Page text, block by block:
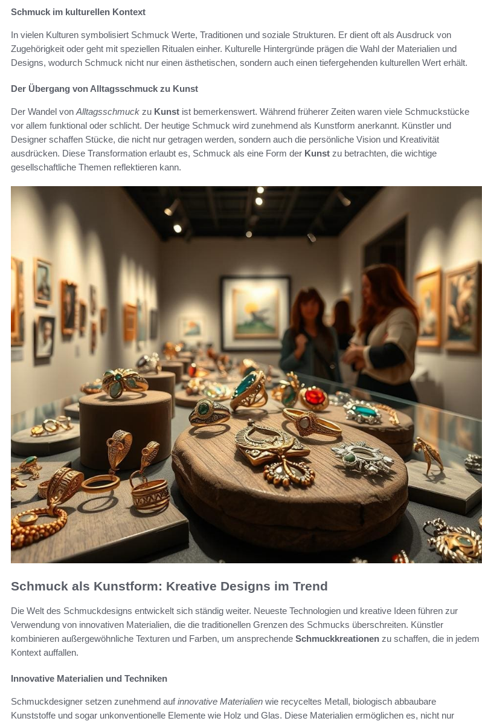
Schmuck im kulturellen Kontext
In vielen Kulturen symbolisiert Schmuck Werte, Traditionen und soziale Strukturen. Er dient oft als Ausdruck von
Zugehörigkeit oder geht mit speziellen Ritualen einher. Kulturelle Hintergründe prägen die Wahl der Materialien und
Designs, wodurch Schmuck nicht nur einen ästhetischen, sondern auch einen tiefergehenden kulturellen Wert erhält.
Der Übergang von Alltagsschmuck zu Kunst
Der Wandel vonAlltagsschmuck zu Kunst ist bemerkenswert. Während früherer Zeiten waren viele Schmuckstücke
vor allem funktional oder schlicht. Der heutige Schmuck wird zunehmend als Kunstform anerkannt. Künstler und
Designer schaffen Stücke, die nicht nur getragen werden, sondern auch die persönliche Vision und Kreativität
ausdrücken. Diese Transformation erlaubt es, Schmuck als eine Form der Kunst zu betrachten, die wichtige
gesellschaftliche Themen reflektieren kann.
Schmuck als Kunstform: Kreative Designs im Trend
Die Welt des Schmuckdesigns entwickelt sich ständig weiter. Neueste Technologien und kreative Ideen führen zur
Verwendung von innovativen Materialien, die die traditionellen Grenzen des Schmucks überschreiten. Künstler
kombinieren außergewöhnliche Texturen und Farben, um ansprechende Schmuckkreationen zu schaffen, die in jedem
Kontext auffallen.
Innovative Materialien und Techniken
Schmuckdesigner setzen zunehmend aufinnovative Materialien wie recyceltes Metall, biologisch abbaubare
Kunststoffe und sogar unkonventionelle Elemente wie Holz und Glas. Diese Materialien ermöglichen es, nicht nur